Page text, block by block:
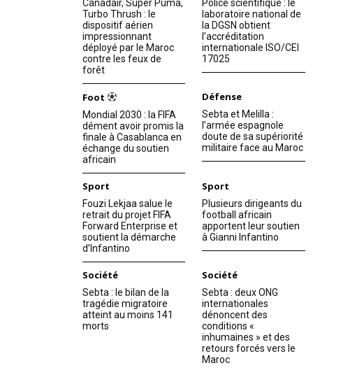
Canadair, Super Puma,
Turbo Thrush : le
dispositif aérien
impressionnant
déployé par le Maroc
contre les feux de
forêt
Police scientifique : le
laboratoire national de
la DGSN obtient
l’accréditation
internationale ISO/CEI
17025
Foot
Mondial 2030 : la FIFA
dément avoir promis la
finale à Casablanca en
échange du soutien
africain
Défense
Sebta et Melilla :
l’armée espagnole
doute de sa supériorité
militaire face au Maroc
Sport
Fouzi Lekjaa salue le
retrait du projet FIFA
Forward Enterprise et
soutient la démarche
d’Infantino
Sport
Plusieurs dirigeants du
football africain
apportent leur soutien
à Gianni Infantino
Société
Sebta : le bilan de la
tragédie migratoire
atteint au moins 141
morts
Société
Sebta : deux ONG
internationales
dénoncent des
conditions «
inhumaines » et des
retours forcés vers le
Maroc